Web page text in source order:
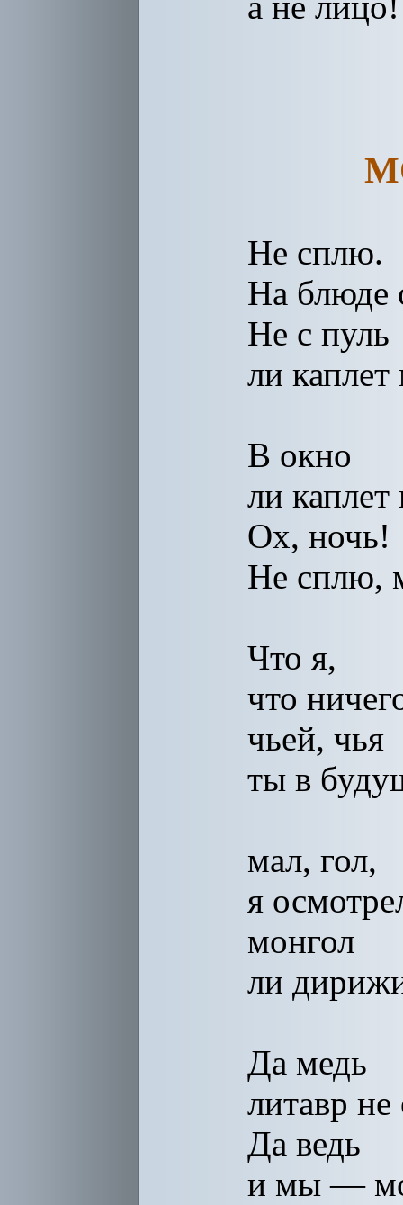
Не сплю.
На блюде
Не с пуль
ли
В окно
ли
Ох, ночь!
Не сплю,
Что я,
что
чьей, чья
ты в
мал, гол,
я
монгол
ли
Да медь
литавр
Да ведь
и мы —